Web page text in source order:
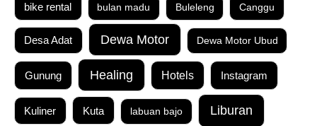
bike rental bulan madu Buleleng Canggu
Desa Adat Dewa Motor Dewa Motor Ubud
Gunung Healing Hotels Instagram
Kuliner Kuta labuan bajo Liburan